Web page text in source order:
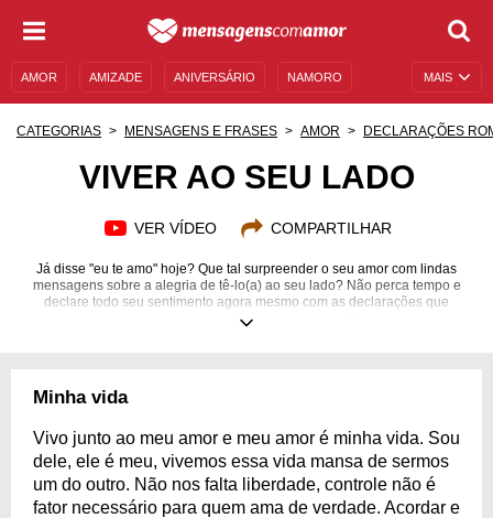
MAIS
AMOR AMIZADE ANIVERSÁRIO NAMORO
CATEGORIAS MENSAGENS E FRASES AMOR DECLARAÇÕES
VIVER AO SEU LADO
VER VÍDEO COMPARTILHAR
Já disse "eu te amo" hoje? Que tal surpreender o seu amor com lindas
mensagens sobre a alegria de tê-lo(a) ao seu lado? Não perca tempo e
declare todo seu sentimento agora mesmo com as declarações que
separamos especialmente para você.
Minha vida
Vivo junto ao meu amor e meu amor é minha vida. Sou
dele, ele é meu, vivemos essa vida mansa de sermos
um do outro. Não nos falta liberdade, controle não é
fator necessário para quem ama de verdade. Acordar e